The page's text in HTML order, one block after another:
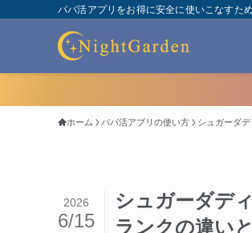
パパ活アプリをお得に安全に使いこなすた
ホーム パパ活アプリの使い方 シュガーダデ
シュガーダデ
ランクの違い
2026
6/15